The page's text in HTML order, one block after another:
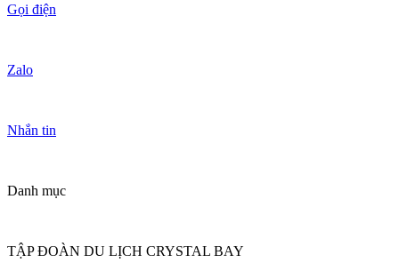
Gọi điện
Zalo
Nhắn tin
Danh mục
TẬP ĐOÀN DU LỊCH CRYSTAL BAY